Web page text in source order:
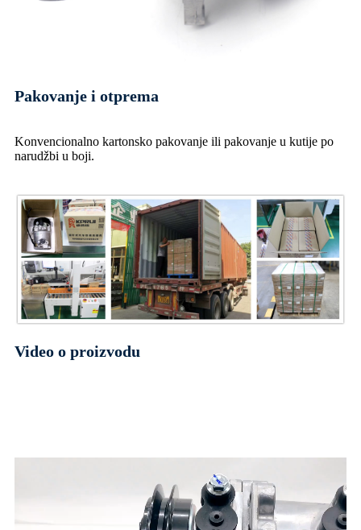
Pakovanje i otprema
Konvencionalno kartonsko pakovanje ili pakovanje u kutije po
narudžbi u boji.
Video o proizvodu